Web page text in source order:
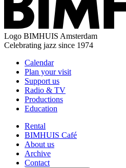
Logo BIMHUIS Amsterdam
Celebrating jazz since 1974
Calendar
Plan your visit
Support us
Radio & TV
Productions
Education
Rental
BIMHUIS Café
About us
Archive
Contact